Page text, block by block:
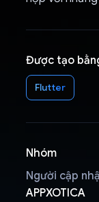
Được tạo
Flutter
Nhóm
Người cập
APPXOTICA